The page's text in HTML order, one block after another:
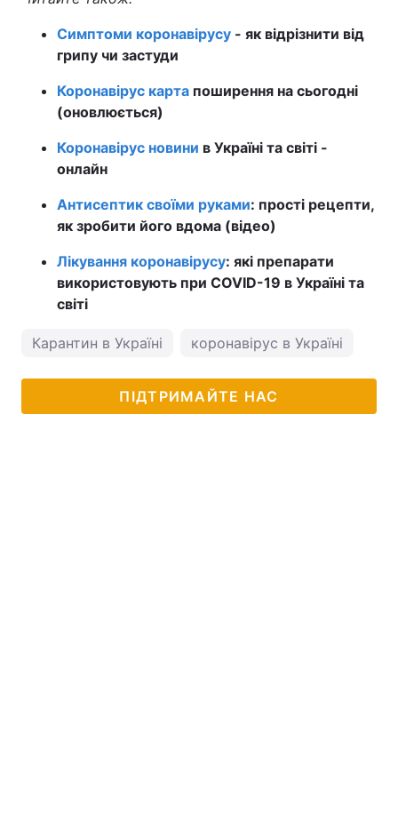
Симптоми коронавірусу - як відрізнити від
грипу чи застуди
Коронавірус карта поширення на сьогодні
(оновлюється)
Коронавірус новини в Україні та світі -
онлайн
Антисептик своїми руками: прості рецепти,
як зробити його вдома (відео)
Лікування коронавірусу: які препарати
використовують при COVID-19 в Україні та
світі
Карантин в Україні коронавірус в Україні
ПІДТРИМАЙТЕ НАС